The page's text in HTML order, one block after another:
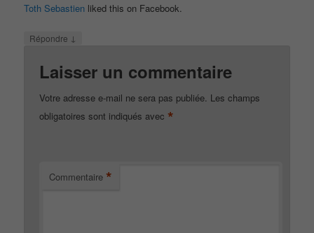
Toth Sebastien liked this on Facebook.
Répondre ↓
Laisser un commentaire
Votre adresse e-mail ne sera pas publiée. Les champs
obligatoires sont indiqués avec *
Commentaire *